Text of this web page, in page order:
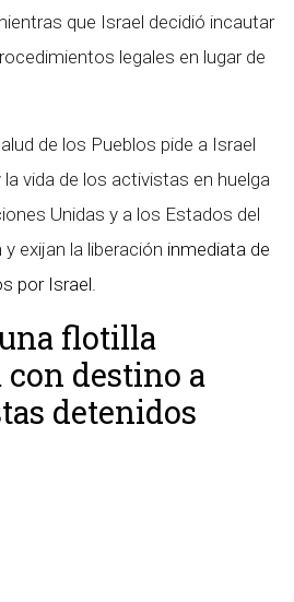
que Israel decidió incautar
legales en lugar de
de los Pueblos pide a Israel
la vida de los activistas en huelga
Unidas y a los Estados del
exijan la liberación inmediata de
por Israel.
flotilla
destino a
detenidos